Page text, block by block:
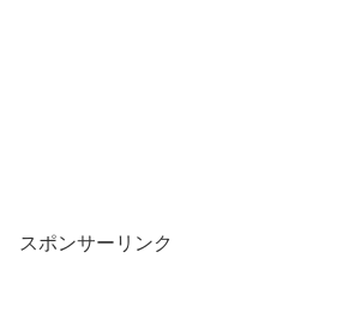
スポンサーリンク